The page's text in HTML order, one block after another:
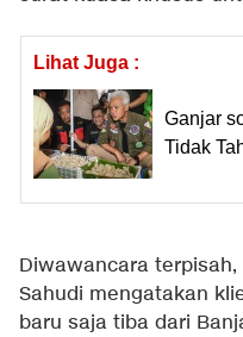
Lihat Juga :
Ganjar
Tidak
Diwawancara
Sahudi mengatakan
baru saja tiba dari